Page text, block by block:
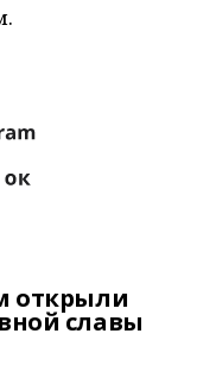
открыли
славы